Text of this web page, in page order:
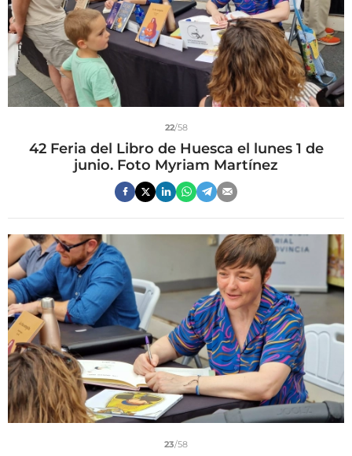
22/58
42 Feria del Libro de Huesca el lunes 1 de
junio. Foto Myriam Martínez
23/58